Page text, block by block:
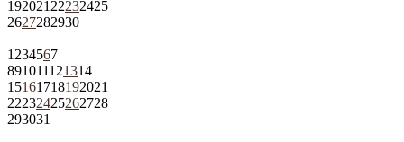
192021 22232425
2627282930
1 234567
891011121314
15161718192021
22232425262728
293031